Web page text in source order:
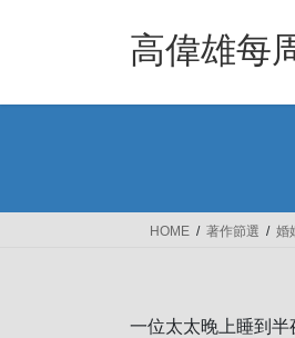
高偉雄每
HOME 著作節選 婚
一位太太晚上睡到